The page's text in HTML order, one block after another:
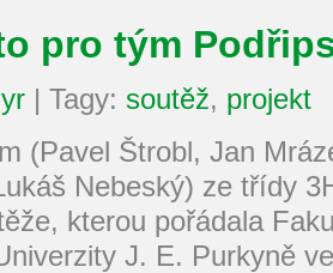
pro tým
| Tagy: soutěž, projekt
(Pavel Štrobl, Jan
Nebeský) ze třídy
kterou pořádala
J. E. Purkyně